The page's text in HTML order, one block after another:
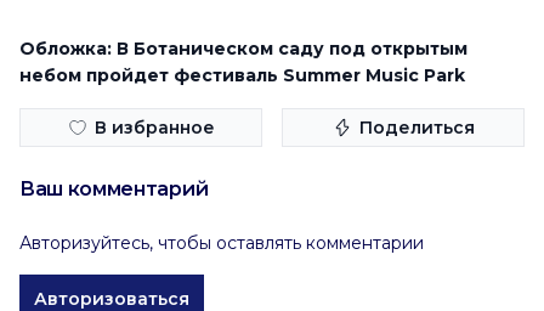
Обложка: В Ботаническом саду под открытым
небом пройдет фестиваль Summer Music Park
В избранное Поделиться
Ваш комментарий
Авторизуйтесь, чтобы оставлять комментарии
Авторизоваться